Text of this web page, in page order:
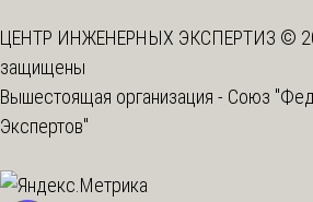
ЦЕНТР ИНЖЕНЕРНЫХ ЭКСПЕРТИЗ ©
защищены
Вышестоящая организация - Союз
Экспертов"